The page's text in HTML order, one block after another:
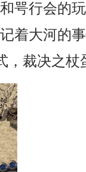
咢行会的
着大河的
，裁决之杖